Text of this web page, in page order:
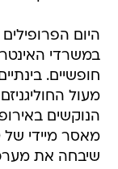
היום
במשרדי
חופשיים.
מעול
הנוקשים
שיבחה את